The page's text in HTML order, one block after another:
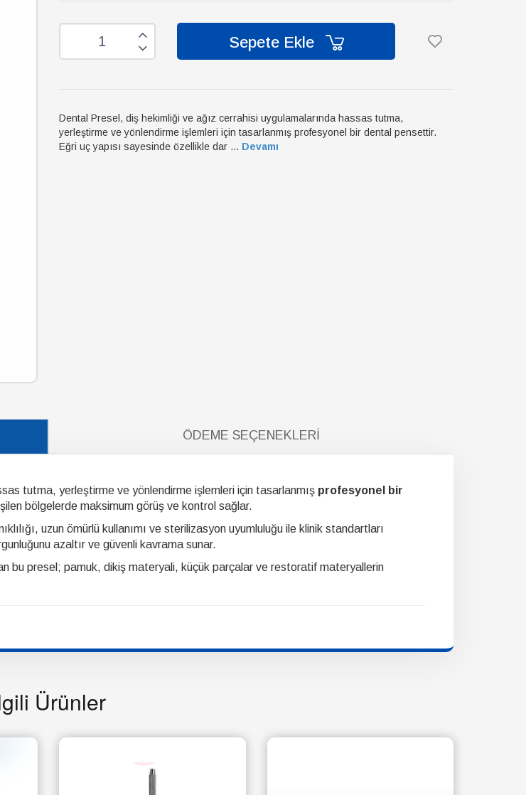
Sepete Ekle
Dental Presel, diş hekimliği ve ağız cerrahisi uygulamalarında hassas tutma,
yerleştirme ve yönlendirme işlemleri için tasarlanmış profesyonel bir dental pensettir.
Eğri uç yapısı sayesinde özellikle dar ... Devamı
ÖDEME SEÇENEKLERI
tutma, yerleştirme ve yönlendirme işlemleri için tasarlanmış profesyonel bir
bölgelerde maksimum görüş ve kontrol sağlar.
uzun ömürlü kullanımı ve sterilizasyon uyumluluğu ile klinik standartları
azaltır ve güvenli kavrama sunar.
bu presel; pamuk, dikiş materyali, küçük parçalar ve restoratif materyallerin
Ürünler